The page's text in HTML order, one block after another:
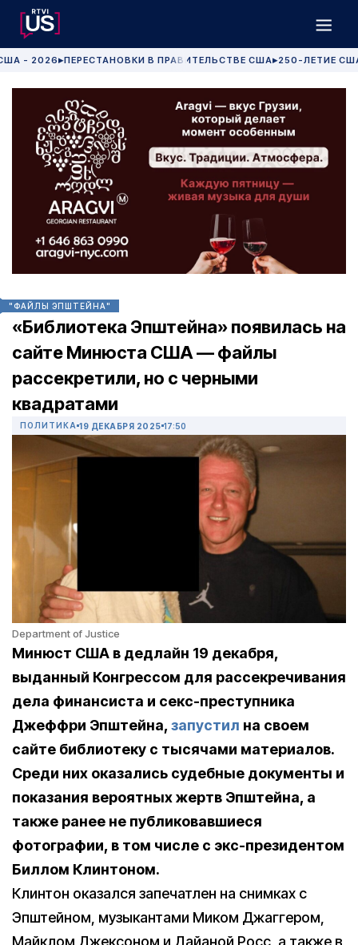
- 2026 ▶ПЕРЕСТАНОВКИ В ПРАВИТЕЛЬСТВЕ США▶250-ЛЕТИЕ
"ФАЙЛЫ ЭПШТЕЙНА"
«Библиотека Эпштейна» появилась на
сайте Минюста США — файлы
рассекретили, но с черными
квадратами
ПОЛИТИКА 19 ДЕКАБРЯ 2025 17:50
Department of Justice
Минюст США в дедлайн 19 декабря,
выданный Конгрессом для рассекречивания
дела финансиста и секс-преступника
Джеффри Эпштейна, запустил на своем
сайте библиотеку с тысячами материалов.
Среди них оказались судебные документы и
показания вероятных жертв Эпштейна, а
также ранее не публиковавшиеся
фотографии, в том числе с экс-президентом
Биллом Клинтоном.
Клинтон оказался запечатлен на снимках с
Эпштейном, музыкантами Миком Джаггером,
Майклом Джексоном и Дайаной Росс, а также в